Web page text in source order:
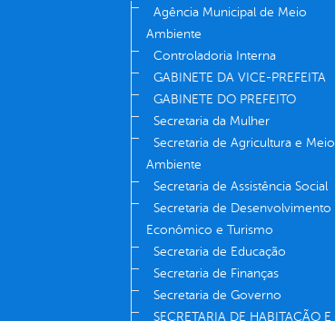
Agência Municipal de Meio
Ambiente
Controladoria Interna
GABINETE DA VICE-PREFEITA
GABINETE DO PREFEITO
Secretaria da Mulher
Secretaria de Agricultura e Meio
Ambiente
Secretaria de Assistência Social
Secretaria de Desenvolvimento
Econômico e Turismo
Secretaria de Educação
Secretaria de Finanças
Secretaria de Governo
SECRETARIA DE HABITAÇÃO E